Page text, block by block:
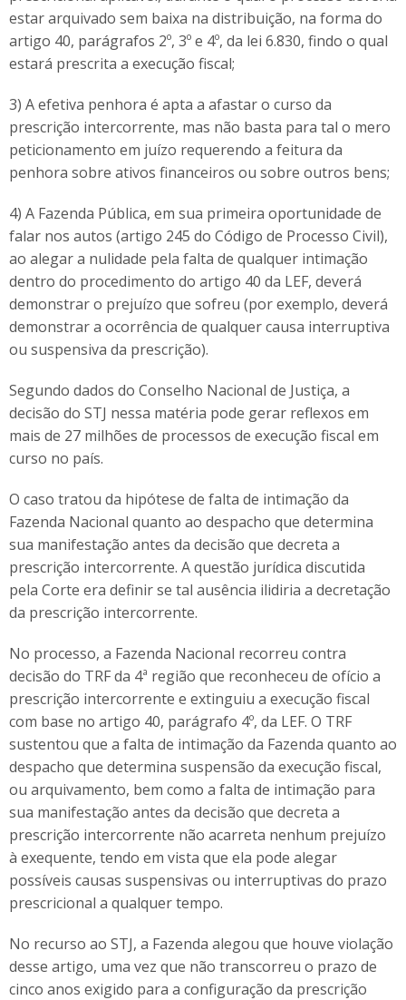
estar arquivado sem baixa na distribuição, na forma do
artigo 40, parágrafos 2º, 3º e 4º, da lei 6.830, findo o qual
estará prescrita a execução fiscal;
3) A efetiva penhora é apta a afastar o curso da
prescrição intercorrente, mas não basta para tal o mero
peticionamento em juízo requerendo a feitura da
penhora sobre ativos financeiros ou sobre outros bens;
4) A Fazenda Pública, em sua primeira oportunidade de
falar nos autos (artigo 245 do Código de Processo Civil),
ao alegar a nulidade pela falta de qualquer intimação
dentro do procedimento do artigo 40 da LEF, deverá
demonstrar o prejuízo que sofreu (por exemplo, deverá
demonstrar a ocorrência de qualquer causa interruptiva
ou suspensiva da prescrição).
Segundo dados do Conselho Nacional de Justiça, a
decisão do STJ nessa matéria pode gerar reflexos em
mais de 27 milhões de processos de execução fiscal em
curso no país.
O caso tratou da hipótese de falta de intimação da
Fazenda Nacional quanto ao despacho que determina
sua manifestação antes da decisão que decreta a
prescrição intercorrente. A questão jurídica discutida
pela Corte era definir se tal ausência ilidiria a decretação
da prescrição intercorrente.
No processo, a Fazenda Nacional recorreu contra
decisão do TRF da 4ª região que reconheceu de ofício a
prescrição intercorrente e extinguiu a execução fiscal
com base no artigo 40, parágrafo 4º, da LEF. O TRF
sustentou que a falta de intimação da Fazenda quanto ao
despacho que determina suspensão da execução fiscal,
ou arquivamento, bem como a falta de intimação para
sua manifestação antes da decisão que decreta a
prescrição intercorrente não acarreta nenhum prejuízo
à exequente, tendo em vista que ela pode alegar
possíveis causas suspensivas ou interruptivas do prazo
prescricional a qualquer tempo.
No recurso ao STJ, a Fazenda alegou que houve violação
desse artigo, uma vez que não transcorreu o prazo de
cinco anos exigido para a configuração da prescrição